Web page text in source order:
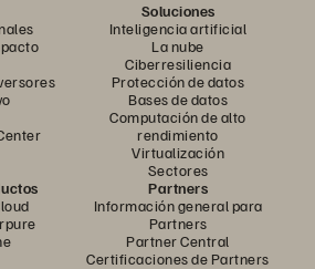
Soluciones
Inteligencia artificial
La nube
Ciberresiliencia
Protección de datos
Bases de datos
Computación de alto
rendimiento
Virtualización
Sectores
Partners
Información general para
Partners
Partner Central
Certificaciones de Partners